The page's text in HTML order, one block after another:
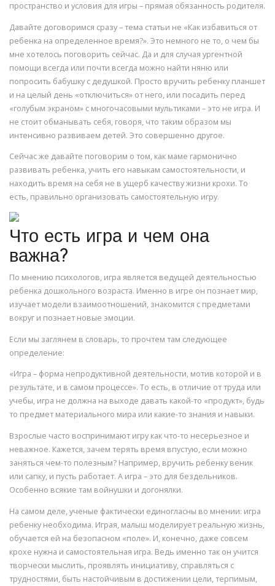
пространство и условия для игры – прямая обязанность родителя.
Давайте договоримся сразу – тема статьи не «Как избавиться от
ребенка на определенное время?». Это немного не то, о чем бы
мне хотелось поговорить сейчас. Да и для случая ургентной
помощи всегда или почти всегда можно найти няню или
попросить бабушку с дедушкой. Просто вручить ребенку планшет
и на целый день «отключиться» от него, или посадить перед
«голубым экраном» с многочасовыми мультиками – это не игра. И
не стоит обманывать себя, говоря, что таким образом мы
интенсивно развиваем детей. Это совершенно другое.
Сейчас же давайте поговорим о том, как маме гармонично
развивать ребенка, учить его навыкам самостоятельности, и
находить время на себя не в ущерб качеству жизни крохи. То
есть, правильно организовать самостоятельную игру.
Что есть игра и чем она
важна?
По мнению психологов, игра является ведущей деятельностью
ребенка дошкольного возраста. Именно в игре он познает мир,
изучает модели взаимоотношений, знакомится с предметами
вокруг и познает новые эмоции.
Если мы заглянем в словарь, то прочтем там следующее
определение:
«Игра – форма непродуктивной деятельности, мотив которой и в
результате, и в самом процессе». То есть, в отличие от труда или
учебы, игра не должна на выходе давать какой-то «продукт», будь
то предмет материального мира или какие-то знания и навыки.
Взрослые часто воспринимают игру как что-то несерьезное и
неважное. Кажется, зачем терять время впустую, если можно
заняться чем-то полезным? Например, вручить ребенку веник
или сапку, и пусть работает. А игра – это для бездельников.
Особенно всякие там войнушки и догонялки.
На самом деле, ученые фактически единогласны во мнении: игра
ребенку необходима. Играя, малыш моделирует реальную жизнь,
обучается ей на безопасном «поле». И, конечно, даже совсем
крохе нужна и самостоятельная игра. Ведь именно так он учится
творчески мыслить, проявлять инициативу, справляться с
трудностями, быть настойчивым в достижении цели, терпимым,